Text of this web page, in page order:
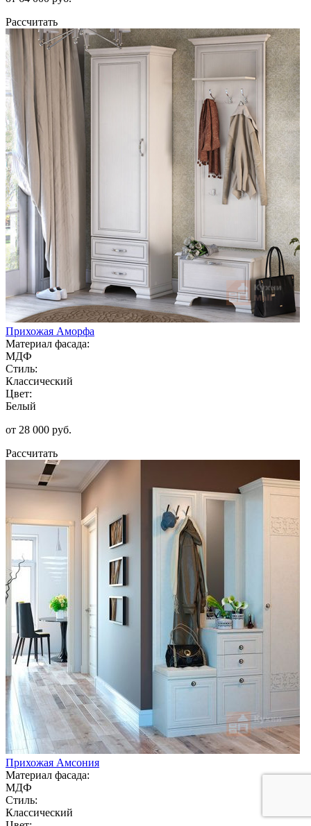
Рассчитать
Прихожая Аморфа
Материал фасада:
МДФ
Стиль:
Классический
Цвет:
Белый
от 28 000 руб.
Рассчитать
Прихожая Амсония
Материал фасада:
МДФ
Стиль:
Классический